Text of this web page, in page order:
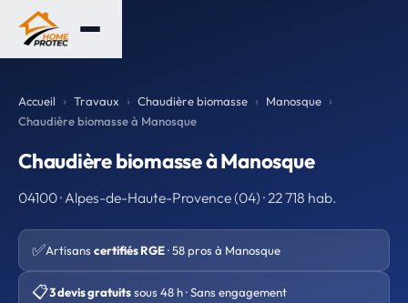
Accueil Travaux Chaudière biomasse
Manosque
Chaudière biomasse à Manosque
Chaudière biomasse à Manosque
04100 · Alpes-de-Haute-Provence (04) · 22 718 hab.
✅Artisans certifiés RGE· 58 pros à Manosque
📋3 devis gratuitssous 48 h · Sans engagement